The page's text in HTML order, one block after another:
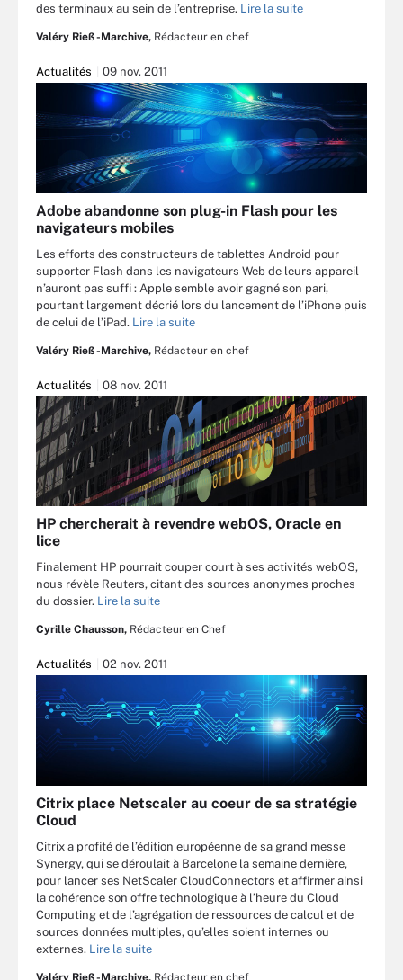
des terminaux au sein de l’entreprise. Lire la suite
Valéry Rieß-Marchive, Rédacteur en chef
Actualités 09 nov. 2011
Adobe abandonne son plug-in Flash pour les
navigateurs mobiles
Les efforts des constructeurs de tablettes Android pour
supporter Flash dans les navigateurs Web de leurs appareil
n’auront pas suffi : Apple semble avoir gagné son pari,
pourtant largement décrié lors du lancement de l’iPhone puis
de celui de l’iPad. Lire la suite
Valéry Rieß-Marchive, Rédacteur en chef
Actualités 08 nov. 2011
HP chercherait à revendre webOS, Oracle en
lice
Finalement HP pourrait couper court à ses activités webOS,
nous révèle Reuters, citant des sources anonymes proches
du dossier. Lire la suite
Cyrille Chausson, Rédacteur en Chef
Actualités 02 nov. 2011
Citrix place Netscaler au coeur de sa stratégie
Cloud
Citrix a profité de l’édition européenne de sa grand messe
Synergy, qui se déroulait à Barcelone la semaine dernière,
pour lancer ses NetScaler CloudConnectors et affirmer ainsi
la cohérence son offre technologique à l’heure du Cloud
Computing et de l’agrégation de ressources de calcul et de
sources données multiples, qu’elles soient internes ou
externes. Lire la suite
Valéry Rieß-Marchive, Rédacteur en chef